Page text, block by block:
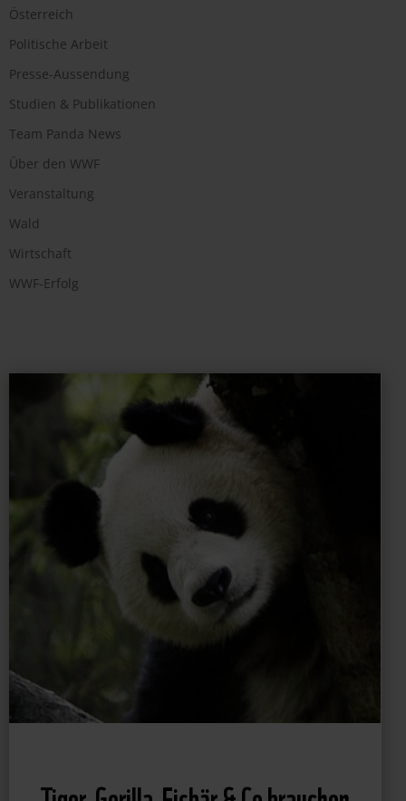
Österreich
Politische Arbeit
Presse-Aussendung
Studien & Publikationen
Team Panda News
Über den WWF
Veranstaltung
Wald
Wirtschaft
WWF-Erfolg